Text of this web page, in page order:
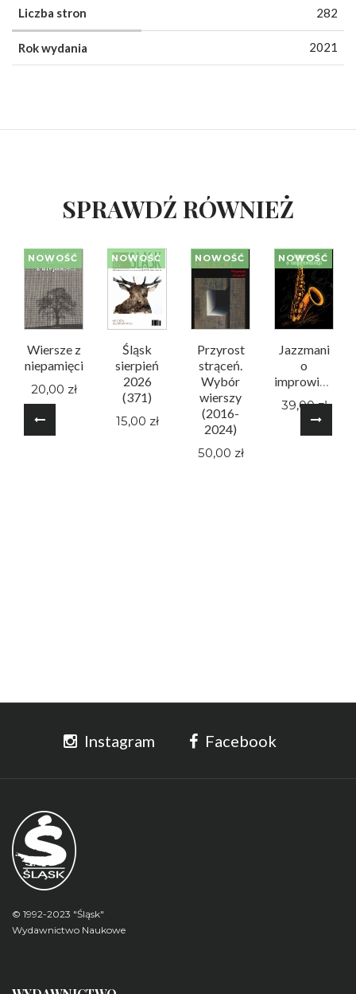
Liczba stron 282
Rok wydania 2021
SPRAWDŹ RÓWNIEŻ
NOWOŚĆ
Wiersze z
niepamięci
20,00 zł
NOWOŚĆ
Śląsk
sierpień
2026
(371)
15,00 zł
NOWOŚĆ
Przyrost
strąceń.
Wybór
wierszy
(2016-
2024)
50,00 zł
NOWOŚĆ
Jazzmani
o
39,00 zł
Instagram Facebook
© 1992-2023 "Śląsk"
Wydawnictwo Naukowe